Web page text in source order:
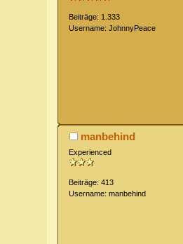
Beiträge: 1.333
Username: JohnnyPeace
manbehind
Experienced
Beiträge: 413
Username: manbehind